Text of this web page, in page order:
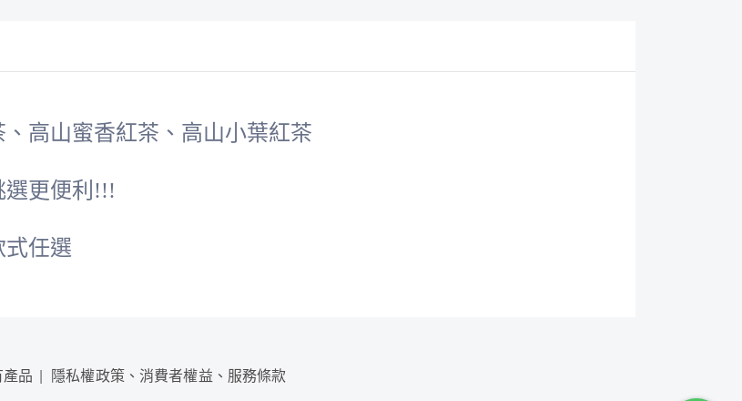
高山蜜香紅茶、高山小葉紅茶
選更便利!!!
任選
品 隱私權政策、消費者權益、服務條款